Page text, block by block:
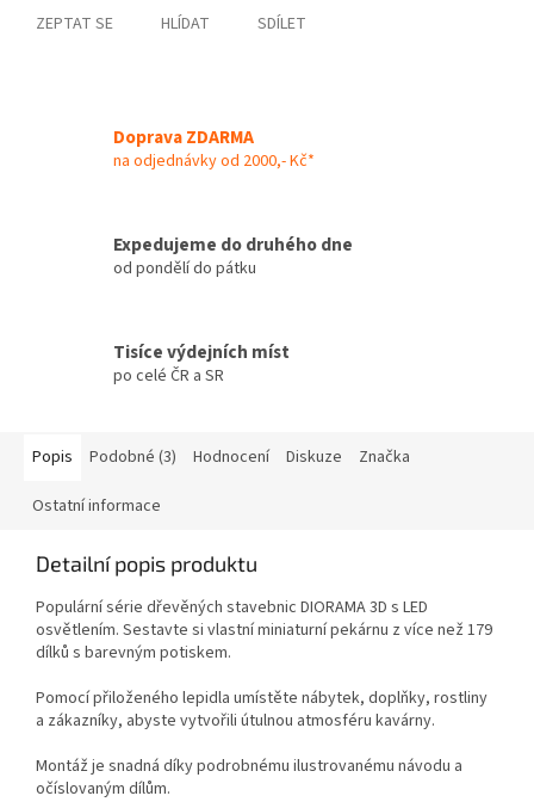
ZEPTAT SE HLÍDAT SDÍLET
Doprava ZDARMA
na odjednávky od 2000,- Kč*
Expedujeme do druhého dne
od pondělí do pátku
Tisíce výdejních míst
po celé ČR a SR
Popis Podobné (3) Hodnocení Diskuze Značka
Ostatní informace
Detailní popis produktu
Populární série dřevěných stavebnic DIORAMA 3D s LED
osvětlením. Sestavte si vlastní miniaturní pekárnu z více než 179
dílků s barevným potiskem.
Pomocí přiloženého lepidla umístěte nábytek, doplňky, rostliny
a zákazníky, abyste vytvořili útulnou atmosféru kavárny.
Montáž je snadná díky podrobnému ilustrovanému návodu a
očíslovaným dílům.